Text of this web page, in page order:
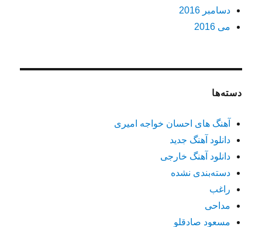
دسامبر 2016
می 2016
دسته‌ها
آهنگ های احسان خواجه امیری
دانلود آهنگ جدید
دانلود آهنگ خارجی
دسته‌بندی نشده
راغب
مداحی
مسعود صادقلو